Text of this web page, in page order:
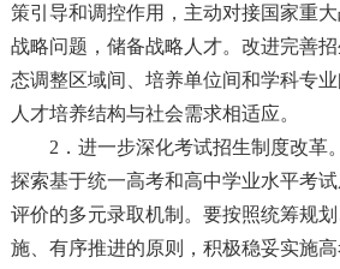
策引导和调控作用，主动对接国家重
战略问题，储备战略人才。改进完善
态调整区域间、培养单位间和学科专
人才培养结构与社会需求相适应。
2．进一步深化考试招生制度改革
探索基于统一高考和高中学业水平考
评价的多元录取机制。要按照统筹规
施、有序推进的原则，积极稳妥实施